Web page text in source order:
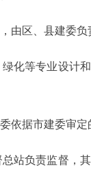
区、县建委负
等专业设计
据市建委审定
负责监督，